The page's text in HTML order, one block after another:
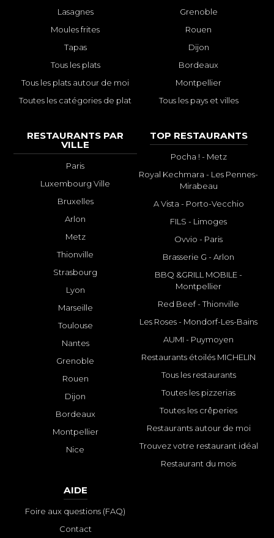
Lasagnes
Moules frites
Tapas
Tous les plats
Tous les plats autour de moi
Toutes les catégories de plat
Grenoble
Rouen
Dijon
Bordeaux
Montpellier
Tous les pays et villes
RESTAURANTS PAR
VILLE
Paris
Luxembourg Ville
Bruxelles
Arlon
Metz
Thionville
Strasbourg
Lyon
Marseille
Toulouse
Nantes
Grenoble
Rouen
Dijon
Bordeaux
Montpellier
Nice
TOP RESTAURANTS
Pocha ! - Metz
Royal Kechmara - Les Pennes-
Mirabeau
A Vista - Porto-Vecchio
FILS - Limoges
Ovvio - Paris
Brasserie G - Arlon
BBQ &GRILL MOBILE -
Montpellier
Red Beef - Thionville
Les Roses - Mondorf-Les-Bains
AUMI - Puymoyen
Restaurants étoilés MICHELIN
Tous les restaurants
Toutes les pizzerias
Toutes les crêperies
Restaurants autour de moi
Trouvez votre restaurant idéal
Restaurant du mois
AIDE
Foire aux questions (FAQ)
Contact